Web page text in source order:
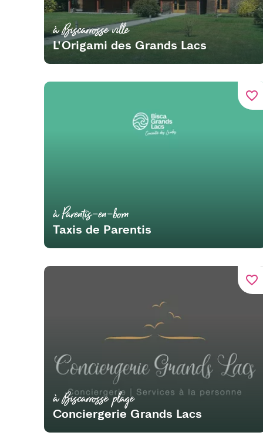
à Biscarrosse ville
L'Origami des Grands Lacs
favorite_border
à Parentis-en-born
Taxis de Parentis
favorite_border
à Biscarrosse plage
Conciergerie Grands Lacs